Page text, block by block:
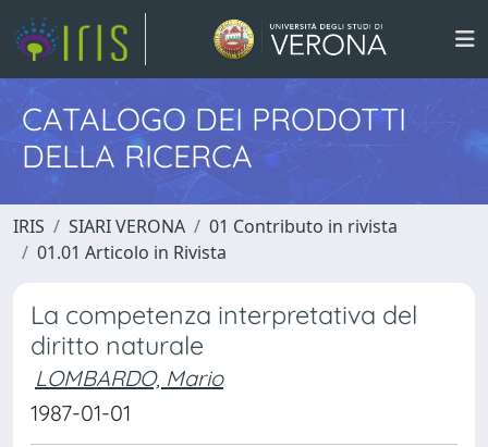
CATALOGO DEI PRODOTTI
DELLA RICERCA
IRIS SIARI VERONA
01 Contributo in rivista
01.01 Articolo in Rivista
La competenza interpretativa del
diritto naturale
LOMBARDO, Mario
1987-01-01